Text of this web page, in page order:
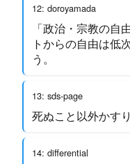
12: doroyamada
「政治・宗教の自
トからの自由は低
う。
13: sds-page
死ぬこと以外かす
14: differential